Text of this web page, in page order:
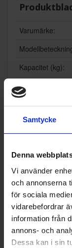
Samtycke
Denna
Vi använder
och annonserna
för sociala
vidarebefordrar
information från
annons- och
Dessa kan i sin
Varumärke:
Kapacitet (kg):
Höjd (cm):
Djup (cm):
Utsläppsklass för
ftburet akustiskt
ler:
i kWh per kg
kel:*
**